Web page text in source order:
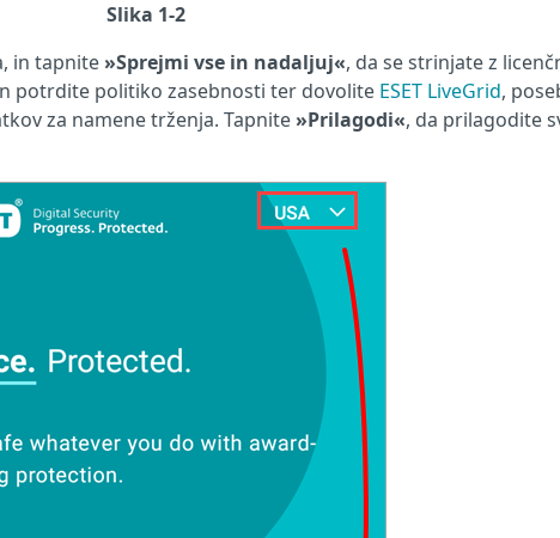
Slika 1-2
in tapnite »Sprejmi vse in nadaljuj«, da se strinjate z
potrdite politiko zasebnosti ter dovolite ESET LiveGrid,
za namene trženja. Tapnite »Prilagodi«, da prilagodite